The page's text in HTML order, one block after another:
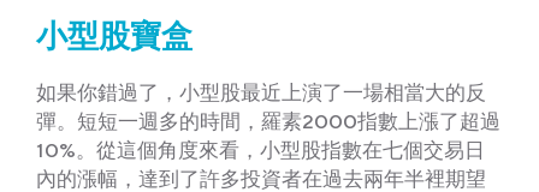
小型股寶盒
如果你錯過了，小型股最近上演了一場相當大的反
彈。短短一週多的時間，羅素2000指數上漲了超過
10%。從這個角度來看，小型股指數在七個交易日
內的漲幅，達到了許多投資者在過去兩年半裡期望